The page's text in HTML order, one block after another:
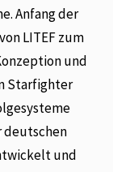
Anfang der
LITEF zum
und
Starfighter
deutschen
und